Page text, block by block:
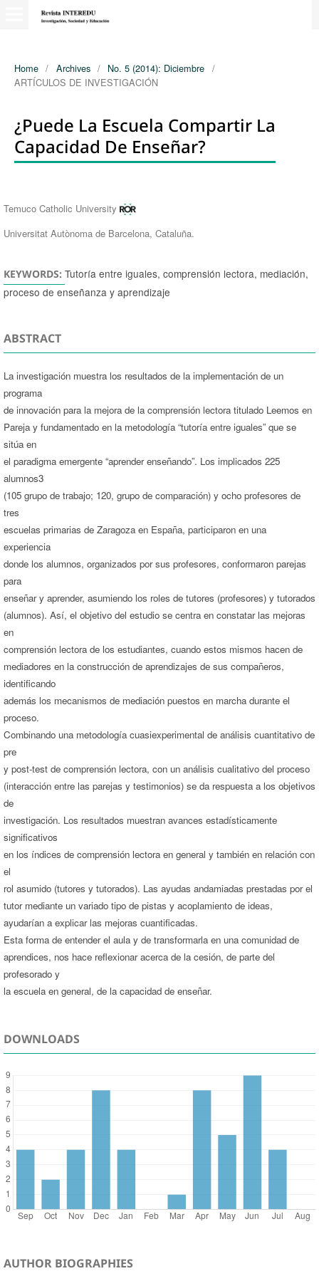
Home / Archives / No. 5 (2014): Diciembre /
ARTÍCULOS DE INVESTIGACIÓN
¿Puede La Escuela Compartir La
Capacidad De Enseñar?
Authors
Temuco Catholic University
Universitat Autònoma de Barcelona, Cataluña.
KEYWORDS: Tutoría entre iguales, comprensión lectora, mediación,
proceso de enseñanza y aprendizaje
ABSTRACT
La investigación muestra los resultados de la implementación de un
programa
de innovación para la mejora de la comprensión lectora titulado Leemos en
Pareja y fundamentado en la metodología “tutoría entre iguales” que se
sitúa en
el paradigma emergente “aprender enseñando”. Los implicados 225
alumnos3
(105 grupo de trabajo; 120, grupo de comparación) y ocho profesores de
tres
escuelas primarias de Zaragoza en España, participaron en una
experiencia
donde los alumnos, organizados por sus profesores, conformaron parejas
para
enseñar y aprender, asumiendo los roles de tutores (profesores) y tutorados
(alumnos). Así, el objetivo del estudio se centra en constatar las mejoras
en
comprensión lectora de los estudiantes, cuando estos mismos hacen de
mediadores en la construcción de aprendizajes de sus compañeros,
identificando
además los mecanismos de mediación puestos en marcha durante el
proceso.
Combinando una metodología cuasiexperimental de análisis cuantitativo de
pre
y post-test de comprensión lectora, con un análisis cualitativo del proceso
(interacción entre las parejas y testimonios) se da respuesta a los objetivos
de
investigación. Los resultados muestran avances estadísticamente
significativos
en los índices de comprensión lectora en general y también en relación con
el
rol asumido (tutores y tutorados). Las ayudas andamiadas prestadas por el
tutor mediante un variado tipo de pistas y acoplamiento de ideas,
ayudarían a explicar las mejoras cuantificadas.
Esta forma de entender el aula y de transformarla en una comunidad de
aprendices, nos hace reflexionar acerca de la cesión, de parte del
profesorado y
la escuela en general, de la capacidad de enseñar.
DOWNLOADS
AUTHOR BIOGRAPHIES